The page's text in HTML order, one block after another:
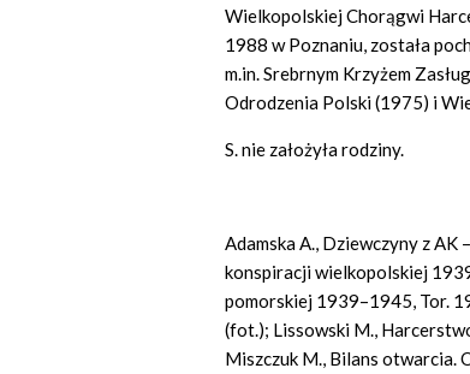
Wielkopolskiej Chorągwi
1988 w Poznaniu, została
m.in. Srebrnym Krzyżem
Odrodzenia Polski (1975) i
S. nie założyła rodziny.
Adamska A., Dziewczyny z AK
konspiracji wielkopolskiej
pomorskiej 1939–1945, Tor.
(fot.); Lissowski M.,
Miszczuk M., Bilans otwarcia.